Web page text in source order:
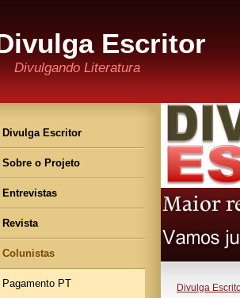
Escritor
Divulgando Literatura
Divulga
Divulga Escritor
Sobre o Projeto
Entrevistas
Revista
Colunistas
Pagamento PT